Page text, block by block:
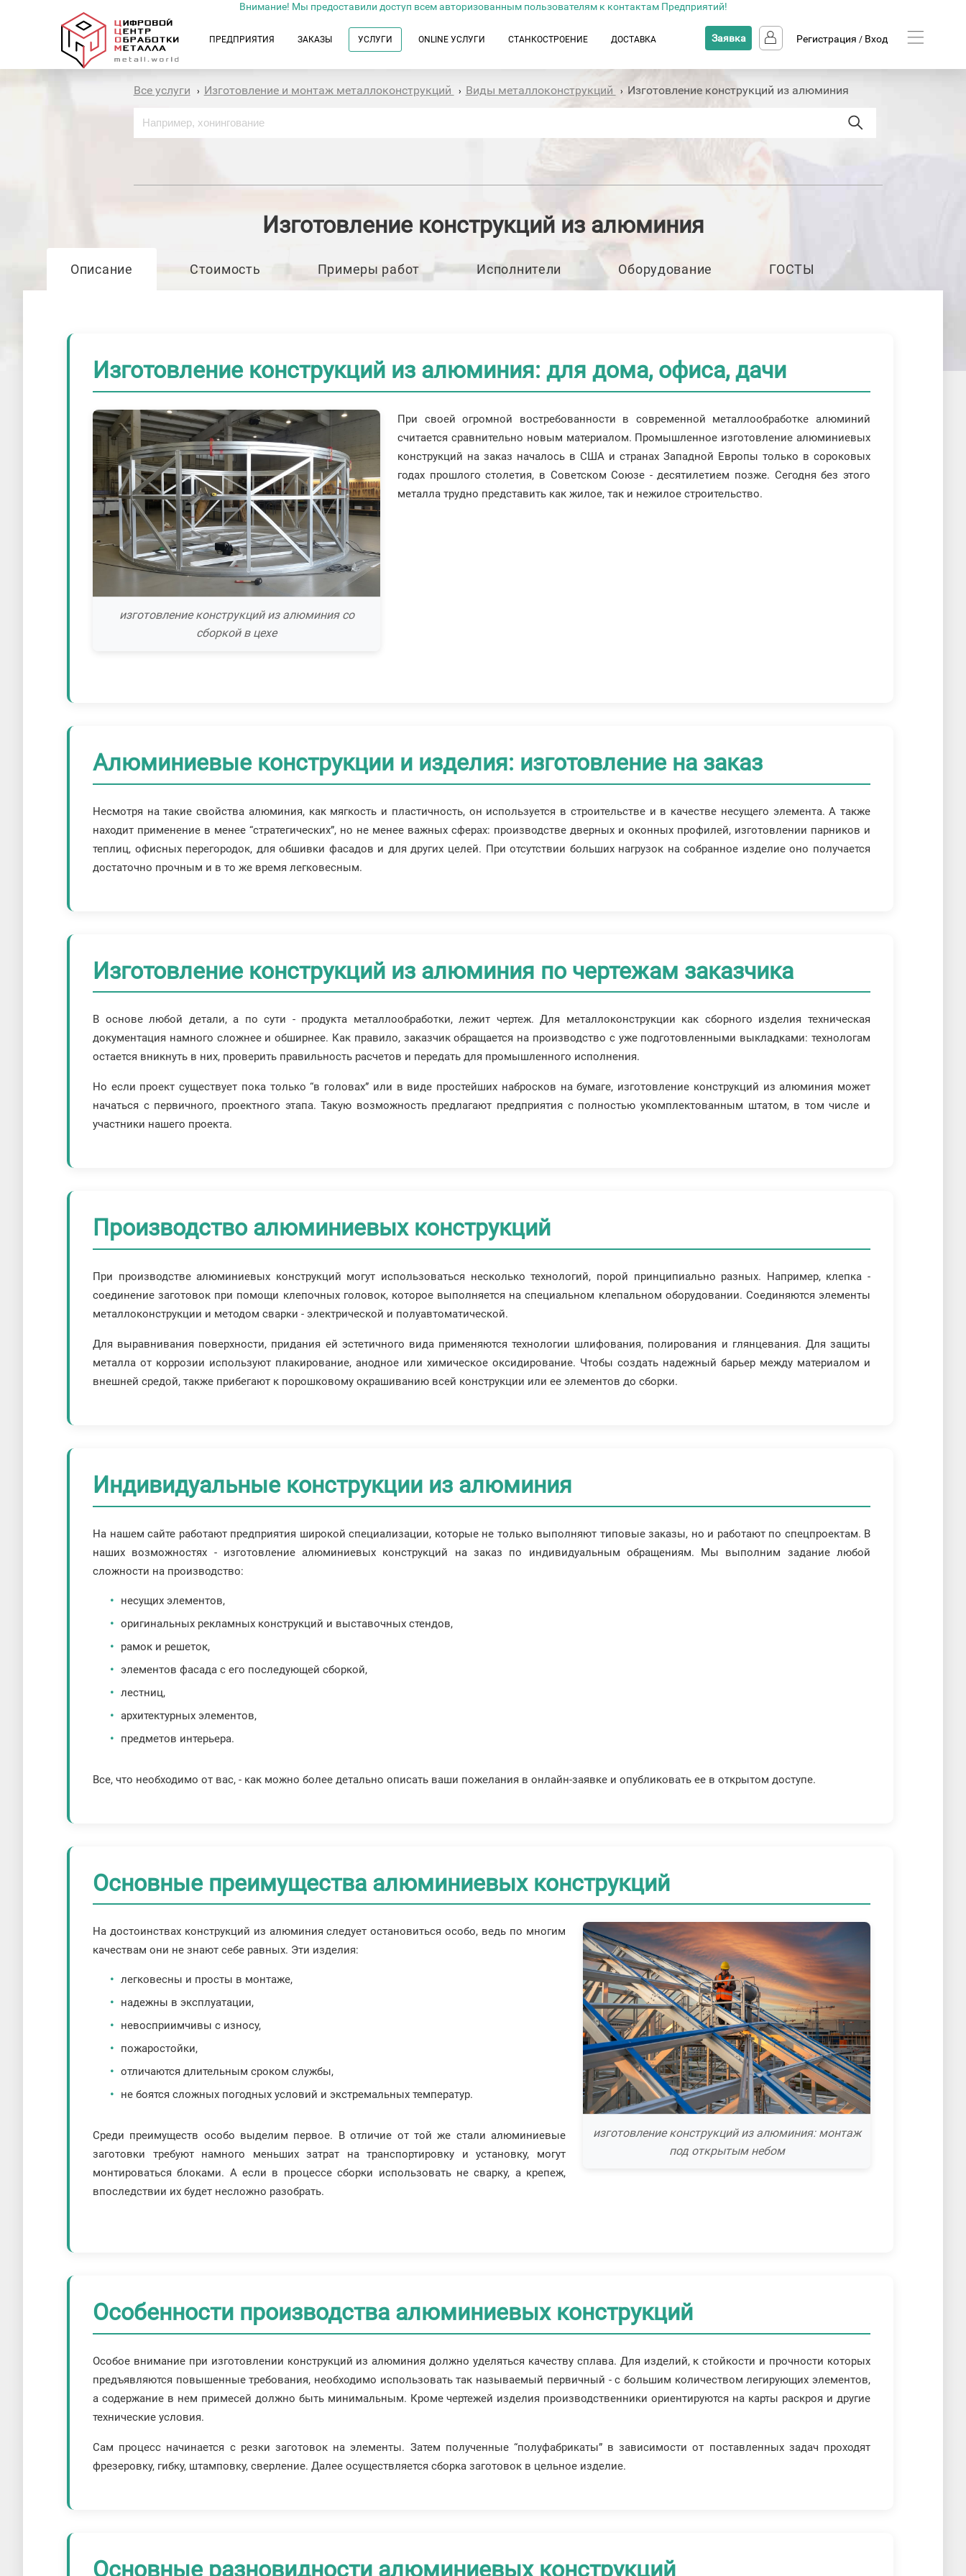
Внимание! Мы предоставили доступ всем авторизованным пользователям к контактам Предприятий!
ПРЕДПРИЯТИЯ ЗАКАЗЫ УСЛУГИ ONLINE УСЛУГИ СТАНКОСТРОЕНИЕ ДОСТАВКА Заявка Регистрация / Вход
Все услуги › Изготовление и монтаж металлоконструкций › Виды металлоконструкций › Изготовление конструкций из алюминия
Изготовление конструкций из алюминия
Описание Стоимость Примеры работ Исполнители Оборудование ГОСТЫ
Изготовление конструкций из алюминия: для дома, офиса, дачи
изготовление конструкций из алюминия со
сборкой в цехе
При своей огромной востребованности в современной металлообработке алюминий
считается сравнительно новым материалом. Промышленное изготовление алюминиевых
конструкций на заказ началось в США и странах Западной Европы только в сороковых
годах прошлого столетия, в Советском Союзе - десятилетием позже. Сегодня без этого
металла трудно представить как жилое, так и нежилое строительство.
Алюминиевые конструкции и изделия: изготовление на заказ
Несмотря на такие свойства алюминия, как мягкость и пластичность, он используется в строительстве и в качестве несущего элемента. А также
находит применение в менее “стратегических”, но не менее важных сферах: производстве дверных и оконных профилей, изготовлении парников и
теплиц, офисных перегородок, для обшивки фасадов и для других целей. При отсутствии больших нагрузок на собранное изделие оно получается
достаточно прочным и в то же время легковесным.
Изготовление конструкций из алюминия по чертежам заказчика
В основе любой детали, а по сути - продукта металлообработки, лежит чертеж. Для металлоконструкции как сборного изделия техническая
документация намного сложнее и обширнее. Как правило, заказчик обращается на производство с уже подготовленными выкладками: технологам
остается вникнуть в них, проверить правильность расчетов и передать для промышленного исполнения.
Но если проект существует пока только “в головах” или в виде простейших набросков на бумаге, изготовление конструкций из алюминия может
начаться с первичного, проектного этапа. Такую возможность предлагают предприятия с полностью укомплектованным штатом, в том числе и
участники нашего проекта.
Производство алюминиевых конструкций
При производстве алюминиевых конструкций могут использоваться несколько технологий, порой принципиально разных. Например, клепка -
соединение заготовок при помощи клепочных головок, которое выполняется на специальном клепальном оборудовании. Соединяются элементы
металлоконструкции и методом сварки - электрической и полуавтоматической.
Для выравнивания поверхности, придания ей эстетичного вида применяются технологии шлифования, полирования и глянцевания. Для защиты
металла от коррозии используют плакирование, анодное или химическое оксидирование. Чтобы создать надежный барьер между материалом и
внешней средой, также прибегают к порошковому окрашиванию всей конструкции или ее элементов до сборки.
Индивидуальные конструкции из алюминия
На нашем сайте работают предприятия широкой специализации, которые не только выполняют типовые заказы, но и работают по спецпроектам. В
наших возможностях - изготовление алюминиевых конструкций на заказ по индивидуальным обращениям. Мы выполним задание любой
сложности на производство:
несущих элементов,
оригинальных рекламных конструкций и выставочных стендов,
рамок и решеток,
элементов фасада с его последующей сборкой,
лестниц,
архитектурных элементов,
предметов интерьера.
Все, что необходимо от вас, - как можно более детально описать ваши пожелания в онлайн-заявке и опубликовать ее в открытом доступе.
Основные преимущества алюминиевых конструкций
изготовление конструкций из алюминия: монтаж
под открытым небом
На достоинствах конструкций из алюминия следует остановиться особо, ведь по многим
качествам они не знают себе равных. Эти изделия:
легковесны и просты в монтаже,
надежны в эксплуатации,
невосприимчивы с износу,
пожаростойки,
отличаются длительным сроком службы,
не боятся сложных погодных условий и экстремальных температур.
Среди преимуществ особо выделим первое. В отличие от той же стали алюминиевые
заготовки требуют намного меньших затрат на транспортировку и установку, могут
монтироваться блоками. А если в процессе сборки использовать не сварку, а крепеж,
впоследствии их будет несложно разобрать.
Особенности производства алюминиевых конструкций
Особое внимание при изготовлении конструкций из алюминия должно уделяться качеству сплава. Для изделий, к стойкости и прочности которых
предъявляются повышенные требования, необходимо использовать так называемый первичный - с большим количеством легирующих элементов,
а содержание в нем примесей должно быть минимальным. Кроме чертежей изделия производственники ориентируются на карты раскроя и другие
технические условия.
Сам процесс начинается с резки заготовок на элементы. Затем полученные “полуфабрикаты” в зависимости от поставленных задач проходят
фрезеровку, гибку, штамповку, сверление. Далее осуществляется сборка заготовок в цельное изделие.
Основные разновидности алюминиевых конструкций